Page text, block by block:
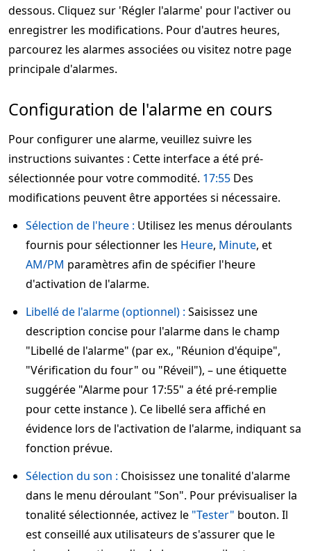
dessous. Cliquez sur 'Régler l'alarme' pour l'activer ou
enregistrer les modifications. Pour d'autres heures,
parcourez les alarmes associées ou visitez notre page
principale d'alarmes.
Configuration de l'alarme en cours
Pour configurer une alarme, veuillez suivre les
instructions suivantes : Cette interface a été pré-
sélectionnée pour votre commodité. 17:55 Des
modifications peuvent être apportées si nécessaire.
Sélection de l'heure : Utilisez les menus déroulants
fournis pour sélectionner les Heure, Minute, et
AM/PM paramètres afin de spécifier l'heure
d'activation de l'alarme.
Libellé de l'alarme (optionnel) : Saisissez une
description concise pour l'alarme dans le champ
"Libellé de l'alarme" (par ex., "Réunion d'équipe",
"Vérification du four" ou "Réveil"), – une étiquette
suggérée "Alarme pour 17:55" a été pré-remplie
pour cette instance ). Ce libellé sera affiché en
évidence lors de l'activation de l'alarme, indiquant sa
fonction prévue.
Sélection du son : Choisissez une tonalité d'alarme
dans le menu déroulant "Son". Pour prévisualiser la
tonalité sélectionnée, activez le "Tester" bouton. Il
est conseillé aux utilisateurs de s'assurer que le